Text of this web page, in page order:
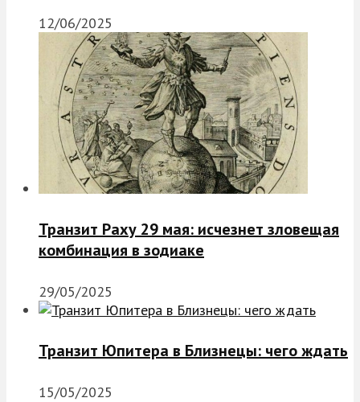
12/06/2025
Транзит Раху 29 мая: исчезнет зловещая
комбинация в зодиаке
29/05/2025
Транзит Юпитера в Близнецы: чего ждать
15/05/2025